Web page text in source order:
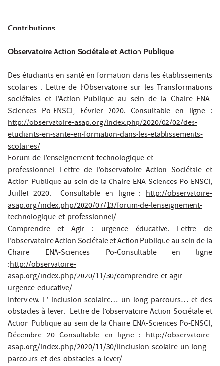
Contributions
Observatoire Action Sociétale et Action Publique
Des étudiants en santé en formation dans les établissements
scolaires . Lettre de l’Observatoire sur les Transformations
sociétales et l’Action Publique au sein de la Chaire ENA-
Sciences Po-ENSCI, Février 2020. Consultable en ligne :
http://observatoire-asap.org/index.php/2020/02/02/des-
etudiants-en-sante-en-formation-dans-les-etablissements-
scolaires/
Forum-de-l’enseignement-technologique-et-
professionnel. Lettre de l’observatoire Action Sociétale et
Action Publique au sein de la Chaire ENA-Sciences Po-ENSCI,
Juillet 2020. Consultable en ligne : http://observatoire-
asap.org/index.php/2020/07/13/forum-de-lenseignement-
technologique-et-professionnel/
Comprendre et Agir : urgence éducative. Lettre de
l’observatoire Action Sociétale et Action Publique au sein de la
Chaire ENA-Sciences Po-Consultable en ligne
:http://observatoire-
asap.org/index.php/2020/11/30/comprendre-et-agir-
urgence-educative/
Interview. L’ inclusion scolaire… un long parcours… et des
obstacles à lever. Lettre de l’observatoire Action Sociétale et
Action Publique au sein de la Chaire ENA-Sciences Po-ENSCI,
Décembre 20 Consultable en ligne : http://observatoire-
asap.org/index.php/2020/11/30/linclusion-scolaire-un-long-
parcours-et-des-obstacles-a-lever/